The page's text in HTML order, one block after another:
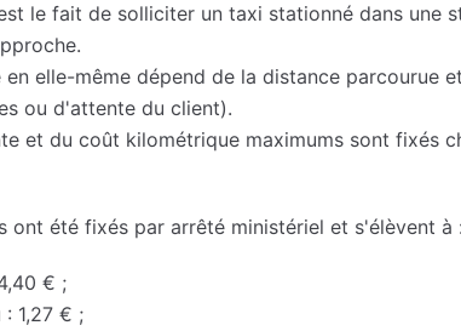
le fait de solliciter un taxi stationné dans une
elle-même dépend de la distance
ou d'attente du client).
et du coût kilométrique maximums sont fixés
ont été fixés par arrêté ministériel et s'élèvent à :
€ ;
1,27 € ;